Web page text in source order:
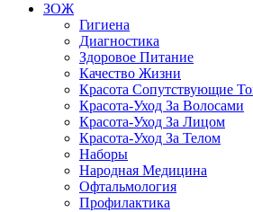
ЗОЖ
Гигиена
Диагностика
Здоровое Питание
Качество Жизни
Красота Сопутствующие
Красота-Уход За Волосами
Красота-Уход За Лицом
Красота-Уход За Телом
Наборы
Народная Медицина
Офтальмология
Профилактика